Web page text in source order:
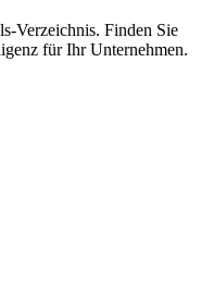
Verzeichnis. Finden Sie
für Ihr Unternehmen.